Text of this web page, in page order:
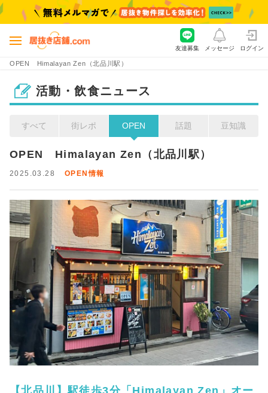
OPEN Himalayan Zen（北品川駅）
友達募集 メッセージ ログイン
活動・飲食ニュース
すべて 街レポ OPEN 話題 豆知識
OPEN　Himalayan Zen（北品川駅）
2025.03.28 OPEN情報